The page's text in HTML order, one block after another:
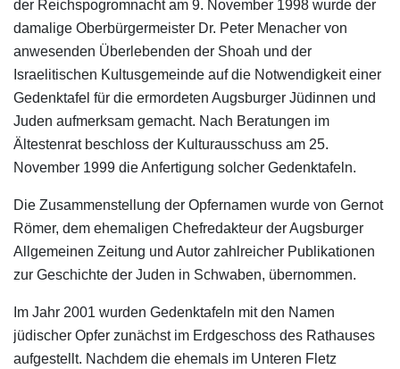
der Reichspogromnacht am 9. November 1998 wurde der
damalige Oberbürgermeister Dr. Peter Menacher von
anwesenden Überlebenden der Shoah und der
Israelitischen Kultusgemeinde auf die Notwendigkeit einer
Gedenktafel für die ermordeten Augsburger Jüdinnen und
Juden aufmerksam gemacht. Nach Beratungen im
Ältestenrat beschloss der Kulturausschuss am 25.
November 1999 die Anfertigung solcher Gedenktafeln.
Die Zusammenstellung der Opfernamen wurde von Gernot
Römer, dem ehemaligen Chefredakteur der Augsburger
Allgemeinen Zeitung und Autor zahlreicher Publikationen
zur Geschichte der Juden in Schwaben, übernommen.
Im Jahr 2001 wurden Gedenktafeln mit den Namen
jüdischer Opfer zunächst im Erdgeschoss des Rathauses
aufgestellt. Nachdem die ehemals im Unteren Fletz